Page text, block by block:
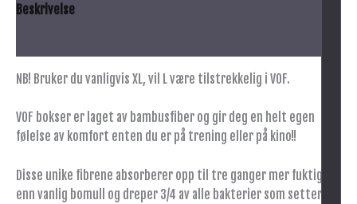
Beskrivelse
NB! Bruker du vanligvis XL, vil L være tilstrekkelig i VOF.
VOF bokser er laget av bambusfiber og gir deg en helt egen
følelse av komfort enten du er på trening eller på kino!!
Disse unike fibrene absorberer opp til tre ganger mer fuktighet
enn vanlig bomull og dreper 3/4 av alle bakterier som setter